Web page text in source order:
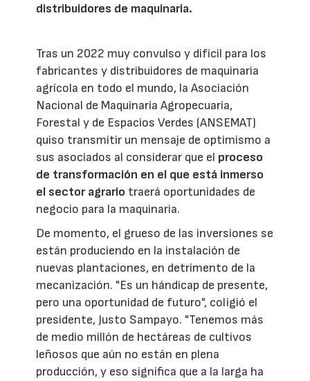
distribuidores de maquinaria.
Tras un 2022 muy convulso y difícil para los
fabricantes y distribuidores de maquinaria
agrícola en todo el mundo, la Asociación
Nacional de Maquinaria Agropecuaria,
Forestal y de Espacios Verdes (ANSEMAT)
quiso transmitir un mensaje de optimismo a
sus asociados al considerar que el proceso
de transformación en el que está inmerso
el sector agrario traerá oportunidades de
negocio para la maquinaria.
De momento, el grueso de las inversiones se
están produciendo en la instalación de
nuevas plantaciones, en detrimento de la
mecanización. "Es un hándicap de presente,
pero una oportunidad de futuro", coligió el
presidente, Justo Sampayo. "Tenemos más
de medio millón de hectáreas de cultivos
leñosos que aún no están en plena
producción, y eso significa que a la larga ha